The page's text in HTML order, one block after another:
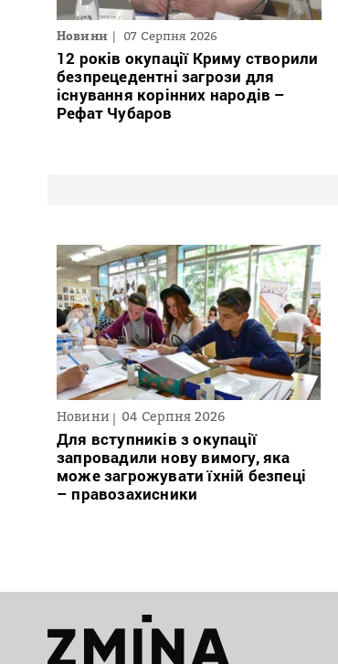
Новини 07 Серпня 2026
12 років окупації Криму створили
безпрецедентні загрози для
існування корінних народів –
Рефат Чубаров
Новини 04 Серпня 2026
Для вступників з окупації
запровадили нову вимогу, яка
може загрожувати їхній безпеці
– правозахисники